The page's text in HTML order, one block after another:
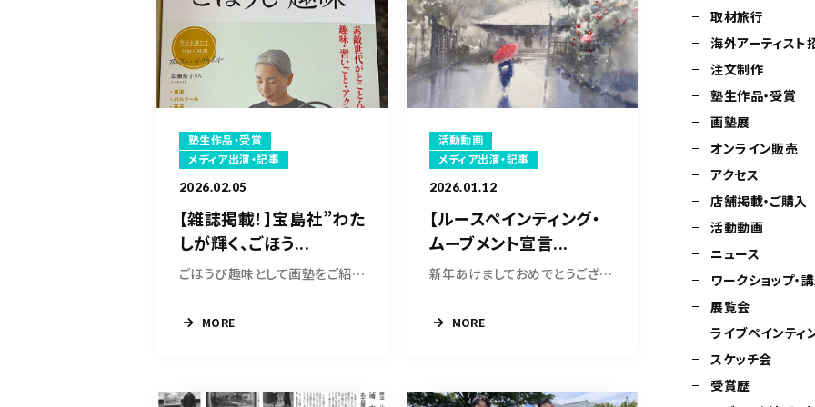
塾生作品・受賞
メディア出演・記事
2026.02.05
【雑誌掲載！】宝島社”わた
しが輝く、ごほう...
ごほうび趣味として画塾をご紹介くださった大塚...
MORE
活動動画
メディア出演・記事
2026.01.12
【ルースペインティング・
ムーブメント宣言...
新年あけましておめでとうございます。 新しい一...
MORE
取材旅行
海外アーティスト
注文制作
塾生作品・受賞
画塾展
オンライン販売
アクセス
店舗掲載・ご購入
活動動画
ニュース
ワークショップ・
展覧会
ライブペインティ
スケッチ会
受賞歴